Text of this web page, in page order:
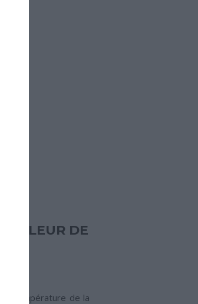
DE
la température de la